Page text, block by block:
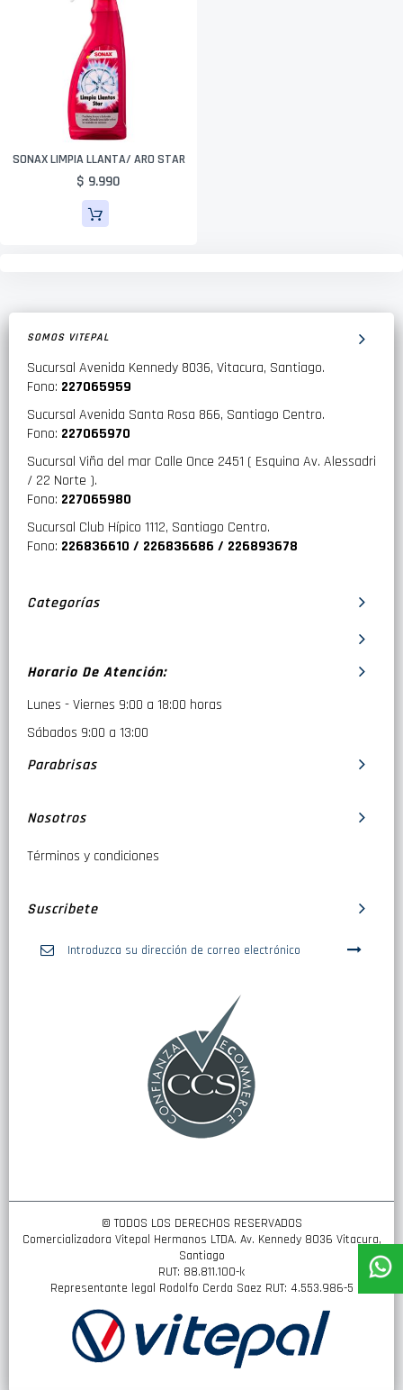
SONAX LIMPIA LLANTA/ ARO STAR
$ 9.990
SOMOS VITEPAL
Sucursal Avenida Kennedy 8036, Vitacura, Santiago.
Fono: 227065959
Sucursal Avenida Santa Rosa 866, Santiago Centro.
Fono: 227065970
Sucursal Viña del mar Calle Once 2451 ( Esquina Av. Alessadri
/ 22 Norte ).
Fono: 227065980
Sucursal Club Hípico 1112, Santiago Centro.
Fono: 226836610 / 226836686 / 226893678
Categorías
Horario De Atención:
Lunes - Viernes 9:00 a 18:00 horas
Sábados 9:00 a 13:00
Parabrisas
Nosotros
Términos y condiciones
Suscribete
© TODOS LOS DERECHOS RESERVADOS
Comercializadora Vitepal Hermanos LTDA. Av. Kennedy 8036 Vitacura,
Santiago
RUT: 88.811.100-k
Representante legal Rodolfo Cerda Saez RUT: 4.553.986-5